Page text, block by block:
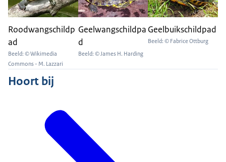
Roodwangschildp
ad
Beeld: © Wikimedia
Commons - M. Lazzari
Geelwangschildpa
d
Beeld: © James H. Harding
Geelbuikschildpad
Beeld: © Fabrice Ottburg
Hoort bij